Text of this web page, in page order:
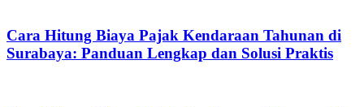
Cara Hitung Biaya Pajak Kendaraan Tahunan di
Surabaya: Panduan Lengkap dan Solusi Praktis